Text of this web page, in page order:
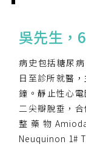
吳先生，
病史包括糖尿
日至診所就醫
鐘。靜止性心
二尖瓣脫垂，
整藥物
Neuquinon 1#
您